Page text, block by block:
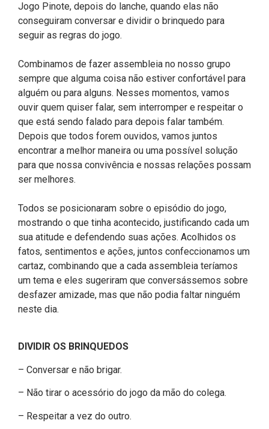
Jogo Pinote, depois do lanche, quando elas não
conseguiram conversar e dividir o brinquedo para
seguir as regras do jogo.
Combinamos de fazer assembleia no nosso grupo
sempre que alguma coisa não estiver confortável para
alguém ou para alguns. Nesses momentos, vamos
ouvir quem quiser falar, sem interromper e respeitar o
que está sendo falado para depois falar também.
Depois que todos forem ouvidos, vamos juntos
encontrar a melhor maneira ou uma possível solução
para que nossa convivência e nossas relações possam
ser melhores.
Todos se posicionaram sobre o episódio do jogo,
mostrando o que tinha acontecido, justificando cada um
sua atitude e defendendo suas ações. Acolhidos os
fatos, sentimentos e ações, juntos confeccionamos um
cartaz, combinando que a cada assembleia teríamos
um tema e eles sugeriram que conversássemos sobre
desfazer amizade, mas que não podia faltar ninguém
neste dia.
DIVIDIR OS BRINQUEDOS
– Conversar e não brigar.
– Não tirar o acessório do jogo da mão do colega.
– Respeitar a vez do outro.